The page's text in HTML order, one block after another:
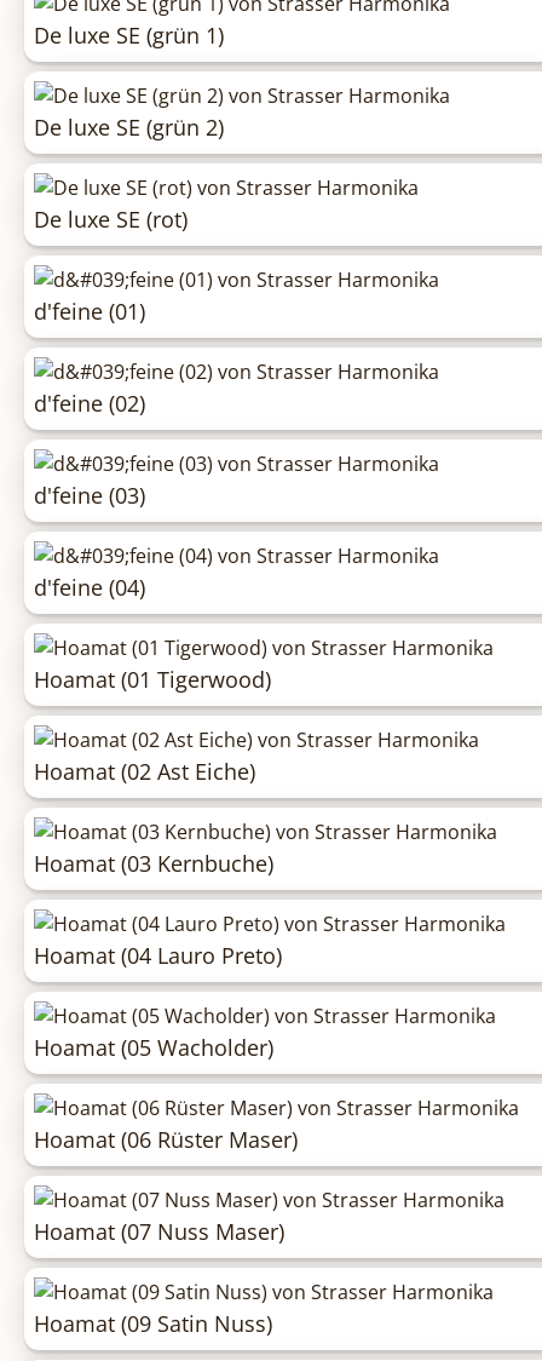
De luxe SE (grün 1)
De luxe SE (grün 2)
De luxe SE (rot)
d'feine (01)
d'feine (02)
d'feine (03)
d'feine (04)
Hoamat (01 Tigerwood)
Hoamat (02 Ast Eiche)
Hoamat (03 Kernbuche)
Hoamat (04 Lauro Preto)
Hoamat (05 Wacholder)
Hoamat (06 Rüster Maser)
Hoamat (07 Nuss Maser)
Hoamat (09 Satin Nuss)